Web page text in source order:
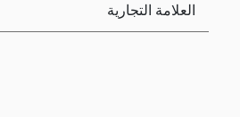
العلامة التجارية